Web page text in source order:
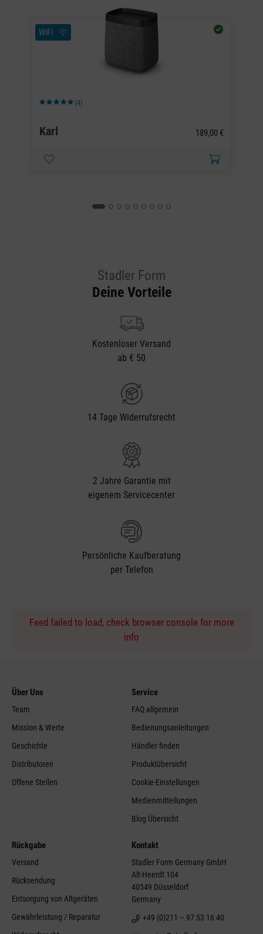
WiFi
Durchschnittliche Bewertung von 5 von 5 Sternen
(4)
Karl 189,00 €
Stadler Form
Deine Vorteile
Kostenloser Versand
ab € 50
14 Tage Widerrufsrecht
2 Jahre Garantie mit
eigenem Servicecenter
Persönliche Kaufberatung
per Telefon
Feed failed to load, check browser console for more
info
Über Uns
Team
Mission & Werte
Geschichte
Distributoren
Offene Stellen
Service
FAQ allgemein
Bedienungsanleitungen
Händler finden
Produktübersicht
Cookie-Einstellungen
Medienmitteilungen
Blog Übersicht
Rückgabe
Versand
Rücksendung
Entsorgung von Altgeräten
Gewährleistung / Reparatur
Kontakt
Stadler Form Germany GmbH
Alt-Heerdt 104
40549 Düsseldorf
Germany
+49 (0)211 – 97 53 16 40